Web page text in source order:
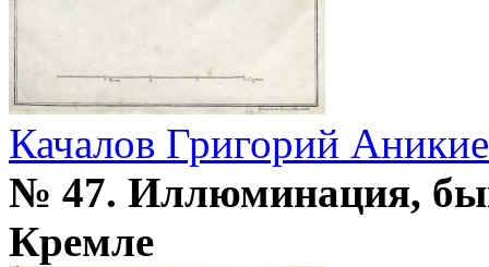
Качалов Григорий
№ 47. Иллюминация,
Кремле